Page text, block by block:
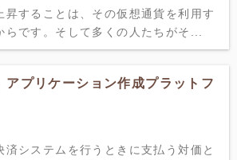
昇することは、その仮想通貨を利用す
らです。そして多くの人たちがそ...
アプリケーション作成プラットフ
済システムを行うときに支払う対価と